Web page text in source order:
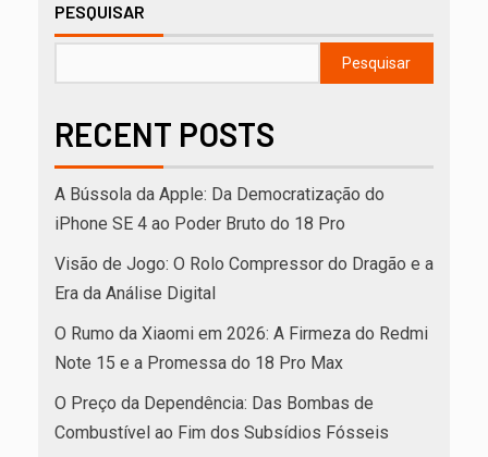
PESQUISAR
Pesquisar
RECENT POSTS
A Bússola da Apple: Da Democratização do
iPhone SE 4 ao Poder Bruto do 18 Pro
Visão de Jogo: O Rolo Compressor do Dragão e a
Era da Análise Digital
O Rumo da Xiaomi em 2026: A Firmeza do Redmi
Note 15 e a Promessa do 18 Pro Max
O Preço da Dependência: Das Bombas de
Combustível ao Fim dos Subsídios Fósseis